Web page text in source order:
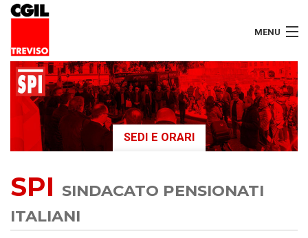
MENU
LAVORATORI
PENSIONATI
SERVIZI
SEGRETERIA
SEDI
SEDI E ORARI
SPI SINDACATO PENSIONATI
ITALIANI